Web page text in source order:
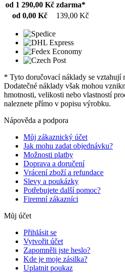
od 1 290,00 Kč zdarma*
od 0,00 Kč
139,00 Kč
* Tyto doručovací náklady se vztahují
Dodatečné náklady však mohou
hmotnosti, velikosti nebo vlastností
naleznete přímo v popisu výrobku.
Nápověda a podpora
Můj zákaznický účet
Jak mohu zadat objednávku?
Možnosti platby
Doprava a doručení
Vrácení zboží a refundace
Slevy a poukázky
Potřebujete další pomoc?
Firemní zákazníci
Můj účet
Přihlásit se
Vytvořit účet
Zapomněli jste heslo?
Kde je moje zásilka?
Uplatnit poukaz